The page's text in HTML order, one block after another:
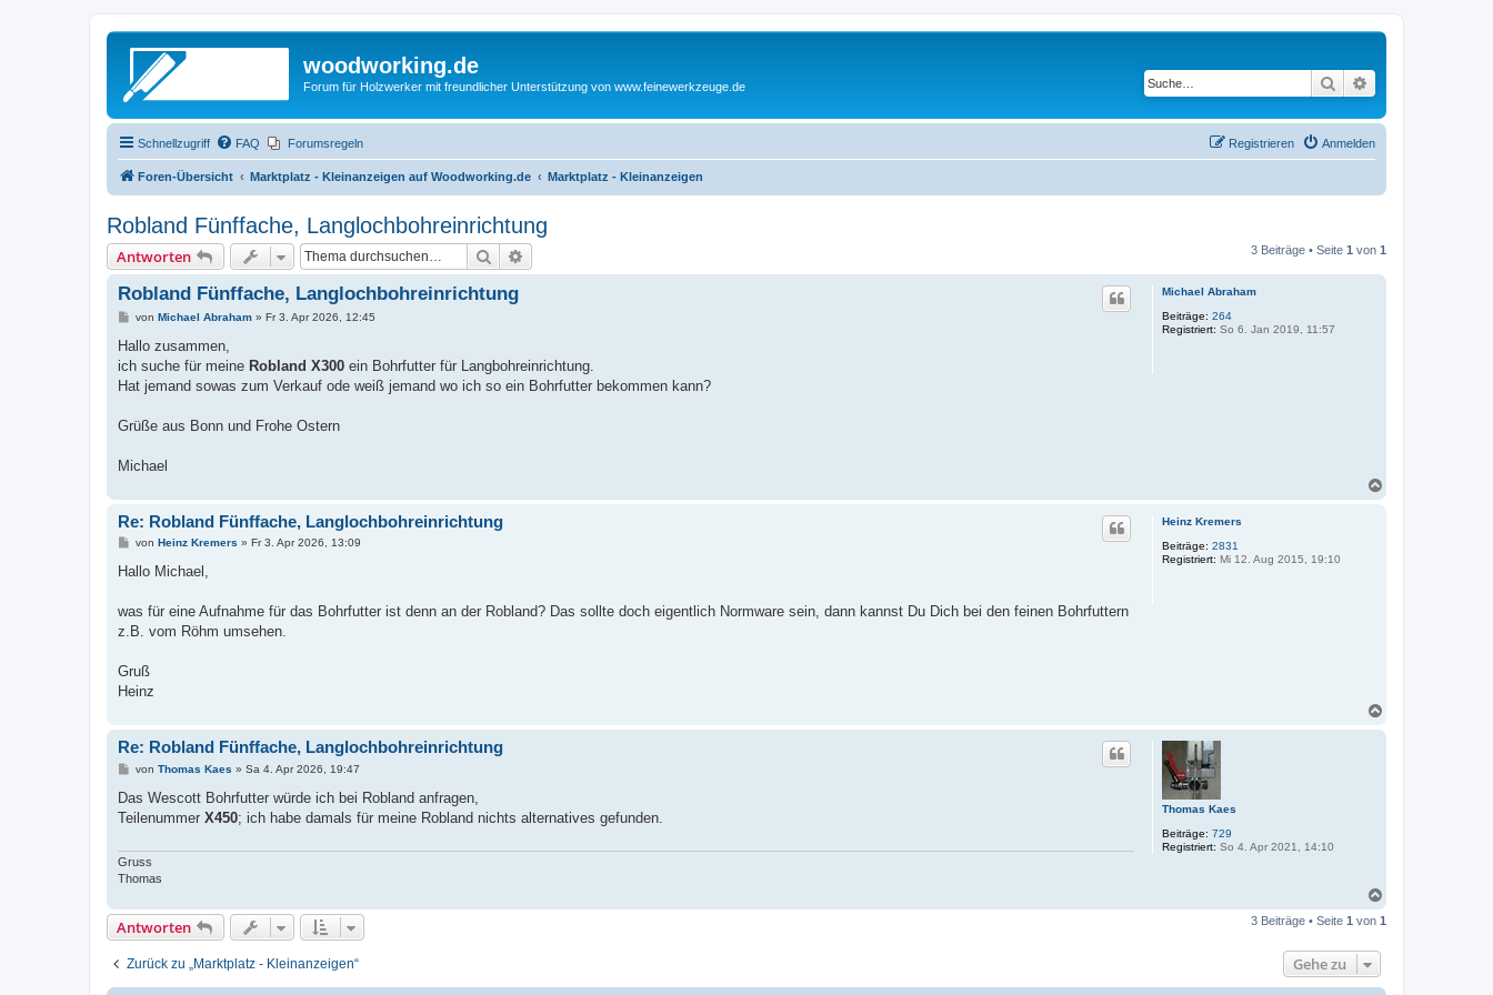
woodworking.de
Forum für Holzwerker mit freundlicher Unterstützung von www.feinewerkzeuge.de Suche
Schnellzugriff FAQ Forumsregeln Anmelden
Registrieren
Foren-Übersicht Marktplatz - Kleinanzeigen auf Woodworking.de Marktplatz - Kleinanzeigen
Robland Fünffache, Langlochbohreinrichtung
Antworten Suche 3 Beiträge • Seite 1 von 1
Michael Abraham
Beiträge: 264
Registriert: So 6. Jan 2019, 11:57
Robland Fünffache, Langlochbohreinrichtung
B
i
r
a
von Michael Abraham» Fr 3. Apr 2026, 12:45
Hallo zusammen,
ich suche für meine Robland X300 ein Bohrfutter für Langbohreinrichtung.
Hat jemand sowas zum Verkauf ode weiß jemand wo ich so ein Bohrfutter bekommen kann?
Grüße aus Bonn und Frohe Ostern
Michael
Heinz Kremers
Beiträge: 2831
Registriert: Mi 12. Aug 2015, 19:10
Re: Robland Fünffache, Langlochbohreinrichtung
B
i
a
von Heinz Kremers » Fr 3. Apr 2026, 13:09
Hallo Michael,
was für eine Aufnahme für das Bohrfutter ist denn an der Robland? Das sollte doch eigentlich Normware sein, dann kannst Du Dich bei den feinen Bohrfuttern
z.B. vom Röhm umsehen.
Gruß
Heinz
Thomas Kaes
Beiträge: 729
Registriert: So 4. Apr 2021, 14:10
Re: Robland Fünffache, Langlochbohreinrichtung
B
i
r
von Thomas Kaes » Sa 4. Apr 2026, 19:47
Das Wescott Bohrfutter würde ich bei Robland anfragen,
Teilenummer X450; ich habe damals für meine Robland nichts alternatives gefunden.
Gruss
Thomas
c
Antworten 3 Beiträge • Seite 1 von 1
Zurück zu „Marktplatz - Kleinanzeigen“ Gehe zu